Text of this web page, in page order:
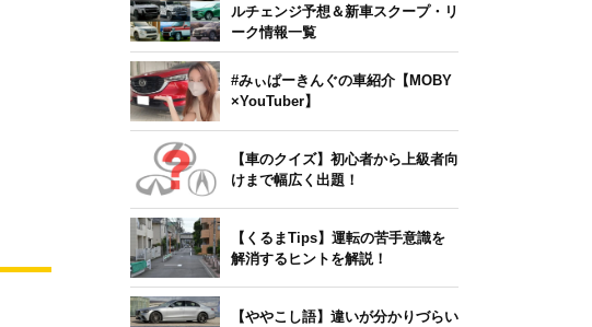
ルチェンジ予想＆新車スクープ・リ
ーク情報一覧
#みぃぱーきんぐの車紹介【MOBY
×YouTuber】
【車のクイズ】初心者から上級者向
けまで幅広く出題！
【くるまTips】運転の苦手意識を
解消するヒントを解説！
【ややこし語】違いが分かりづらい